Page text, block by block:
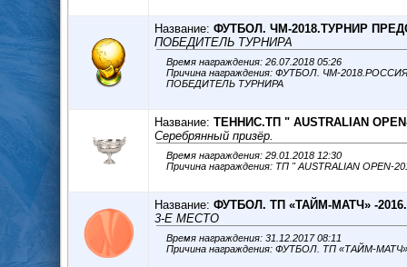
Название: ФУТБОЛ. ЧМ-2018.ТУРНИР
ПОБЕДИТЕЛЬ ТУРНИРА
Время награждения: 26.07.2018 05:26
Причина награждения: ФУТБОЛ. ЧМ-
ПОБЕДИТЕЛЬ ТУРНИРА
Название: ТЕННИС.ТП " AUSTRALIAN
Серебрянный призёр.
Время награждения: 29.01.2018 12:30
Название: ФУТБОЛ. ТП «ТАЙМ-МАТЧ» -2016.
3-Е МЕСТО
Время награждения: 31.12.2017 08:11